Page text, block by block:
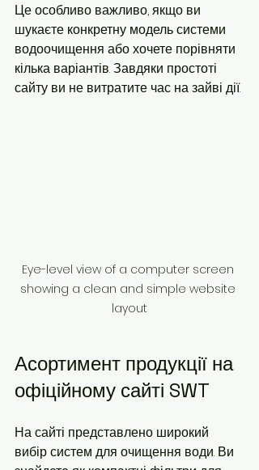
Це особливо важливо, якщо ви
шукаєте конкретну модель системи
водоочищення або хочете порівняти
кілька варіантів. Завдяки простоті
сайту ви не витратите час на зайві дії.
Eye-level view of a computer screen
showing a clean and simple website
layout
Асортимент продукції на
офіційному сайті SWT
На сайті представлено широкий
вибір систем для очищення води. Ви